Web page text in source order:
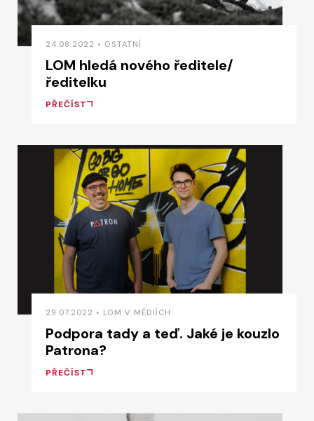
24.08.2022 • OSTATNÍ
LOM hledá nového ředitele/
ředitelku
PŘEČÍST
29.07.2022 • LOM V MÉDIÍCH
Podpora tady a teď. Jaké je kouzlo
Patrona?
PŘEČÍST